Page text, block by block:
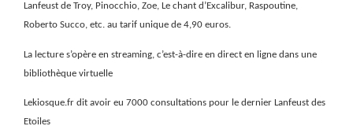
Lanfeust de Troy, Pinocchio, Zoe, Le chant d’Excalibur, Raspoutine,
Roberto Succo, etc. au tarif unique de 4,90 euros.
La lecture s’opère en streaming, c’est-à-dire en direct en ligne dans une
bibliothèque virtuelle
Lekiosque.fr dit avoir eu 7000 consultations pour le dernier Lanfeust des
Etoiles